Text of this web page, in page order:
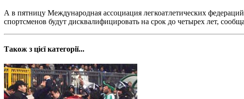
А в пятницу Международная ассоциация легкоатлетических
спортсменов будут дисквалифицировать на срок до четырех лет,
Також з цієї категорії...